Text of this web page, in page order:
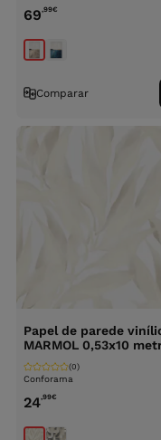
69,99€
Comparar
Papel de parede
MARMOL 0,53x10
Conforama
(0)
24,99€